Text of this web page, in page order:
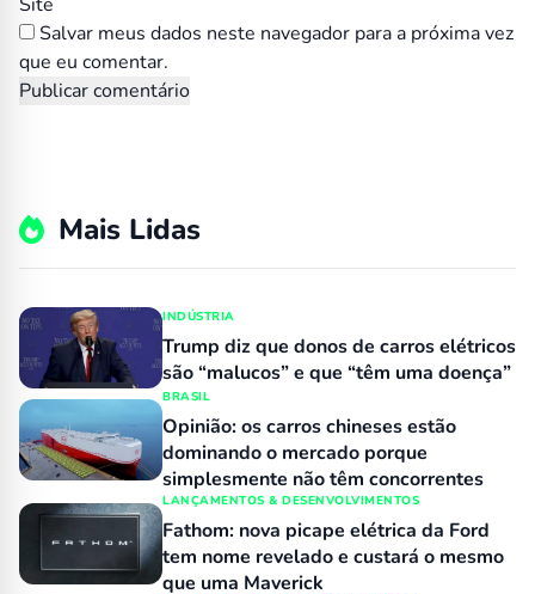
Salvar meus dados neste navegador para a próxima vez
que eu comentar.
Mais Lidas
INDÚSTRIA
Trump diz que donos de carros elétricos
são “malucos” e que “têm uma doença”
BRASIL
Opinião: os carros chineses estão
dominando o mercado porque
simplesmente não têm concorrentes
LANÇAMENTOS & DESENVOLVIMENTOS
Fathom: nova picape elétrica da Ford
tem nome revelado e custará o mesmo
que uma Maverick